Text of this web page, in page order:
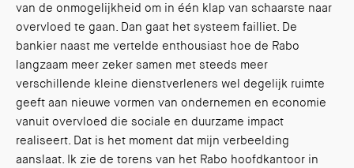
van de onmogelijkheid om in één klap van schaarste naar
overvloed te gaan. Dan gaat het systeem failliet. De
bankier naast me vertelde enthousiast hoe de Rabo
langzaam meer zeker samen met steeds meer
verschillende kleine dienstverleners wel degelijk ruimte
geeft aan nieuwe vormen van ondernemen en economie
vanuit overvloed die sociale en duurzame impact
realiseert. Dat is het moment dat mijn verbeelding
aanslaat. Ik zie de torens van het Rabo hoofdkantoor in